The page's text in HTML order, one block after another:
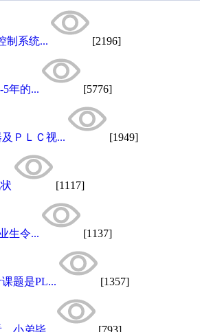
制系统... [2196]
年的... [5776]
ＰＬＣ视... [1949]
[1117]
生令... [1137]
题是PL... [1357]
小弟毕... [793]